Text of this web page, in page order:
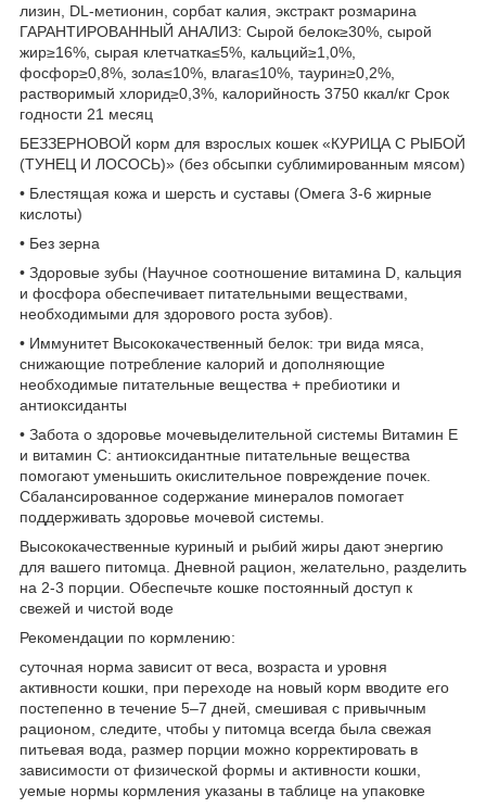
лизин, DL-метионин, сорбат калия, экстракт розмарина
ГАРАНТИРОВАННЫЙ АНАЛИЗ: Сырой белок≥30%, сырой
жир≥16%, сырая клетчатка≤5%, кальций≥1,0%,
фосфор≥0,8%, зола≤10%, влага≤10%, таурин≥0,2%,
растворимый хлорид≥0,3%, калорийность 3750 ккал/кг Срок
годности 21 месяц
БЕЗЗЕРНОВОЙ корм для взрослых кошек «КУРИЦА С РЫБОЙ
(ТУНЕЦ И ЛОСОСЬ)» (без обсыпки сублимированным мясом)
• Блестящая кожа и шерсть и суставы (Омега 3-6 жирные
кислоты)
• Без зерна
• Здоровые зубы (Научное соотношение витамина D, кальция
и фосфора обеспечивает питательными веществами,
необходимыми для здорового роста зубов).
• Иммунитет Высококачественный белок: три вида мяса,
снижающие потребление калорий и дополняющие
необходимые питательные вещества + пребиотики и
антиоксиданты
• Забота о здоровье мочевыделительной системы Витамин Е
и витамин С: антиоксидантные питательные вещества
помогают уменьшить окислительное повреждение почек.
Сбалансированное содержание минералов помогает
поддерживать здоровье мочевой системы.
Высококачественные куриный и рыбий жиры дают энергию
для вашего питомца. Дневной рацион, желательно, разделить
на 2-3 порции. Обеспечьте кошке постоянный доступ к
свежей и чистой воде
Рекомендации по кормлению:
суточная норма зависит от веса, возраста и уровня
активности кошки, при переходе на новый корм вводите его
постепенно в течение 5–7 дней, смешивая с привычным
рационом, следите, чтобы у питомца всегда была свежая
питьевая вода, размер порции можно корректировать в
зависимости от физической формы и активности кошки,
уемые нормы кормления указаны в таблице на упаковке